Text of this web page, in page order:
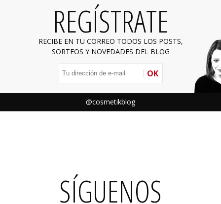
REGÍSTRATE
RECIBE EN TU CORREO TODOS LOS POSTS,
SORTEOS Y NOVEDADES DEL BLOG
OK
@cosmetikblog
SÍGUENOS